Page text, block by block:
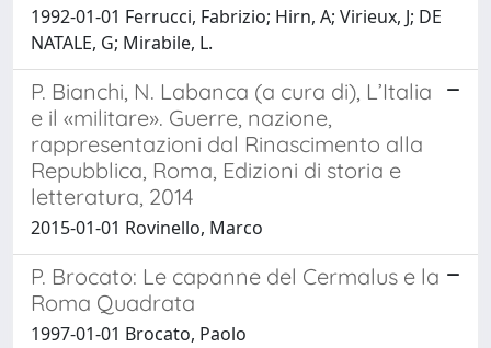
1992-01-01 Ferrucci, Fabrizio; Hirn, A; Virieux, J; DE
NATALE, G; Mirabile, L.
P. Bianchi, N. Labanca (a cura di), L’Italia
e il «militare». Guerre, nazione,
rappresentazioni dal Rinascimento alla
Repubblica, Roma, Edizioni di storia e
letteratura, 2014
2015-01-01 Rovinello, Marco
P. Brocato: Le capanne del Cermalus e la
Roma Quadrata
1997-01-01 Brocato, Paolo